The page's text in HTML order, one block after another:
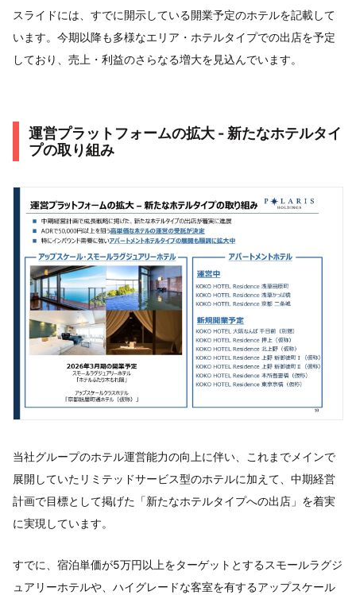
スライドには、すでに開示している開業予定のホテルを記載して
います。今期以降も多様なエリア・ホテルタイプでの出店を予定
しており、売上・利益のさらなる増大を見込んでいます。
運営プラットフォームの拡大 - 新たなホテルタイ
プの取り組み
当社グループのホテル運営能力の向上に伴い、これまでメインで
展開していたリミテッドサービス型のホテルに加えて、中期経営
計画で目標として掲げた「新たなホテルタイプへの出店」を着実
に実現しています。
すでに、宿泊単価が5万円以上をターゲットとするスモールラグジ
ュアリーホテルや、ハイグレードな客室を有するアップスケール